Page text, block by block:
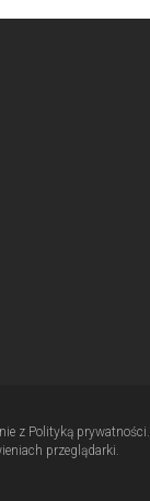
z Polityką prywatności.
przeglądarki.